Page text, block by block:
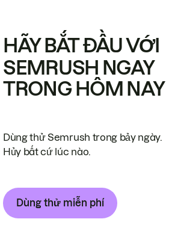
HÃY BẮT ĐẦU VỚI
SEMRUSH NGAY
TRONG HÔM NAY
Dùng thử Semrush trong bảy ngày.
Hủy bất cứ lúc nào.
Dùng thử miễn phí